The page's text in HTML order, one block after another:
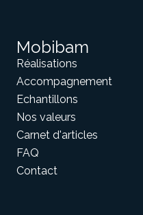
Mobibam
Réalisations
Accompagnement
Echantillons
Nos valeurs
Carnet d'articles
FAQ
Contact